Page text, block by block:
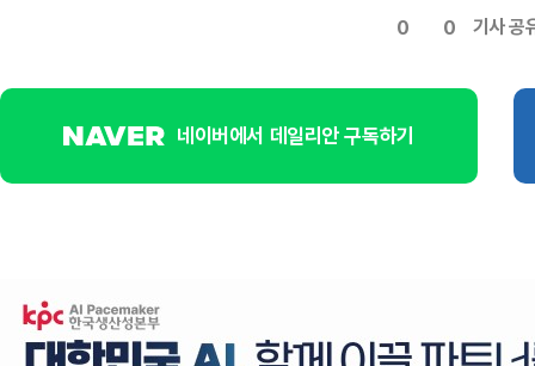
0 0 기사 공
네이버에서 데일리안 구독하기